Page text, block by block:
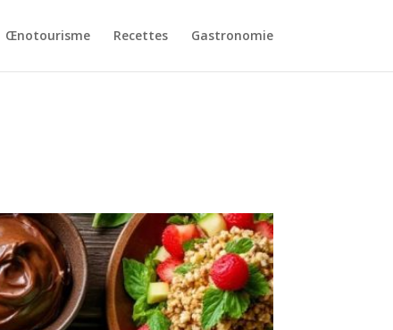
Œnotourisme Recettes Gastronomie